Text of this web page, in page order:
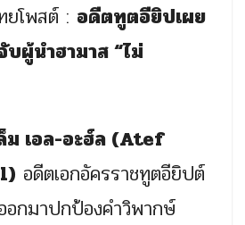
ยโพสต์ : อดีตทูตอียิปเผย
ผู้นำฮามาส “ไม่
ม เอล-อะฮ์ล (Atef
อดีตเอกอัครราชทูตอียิปต์
อกมาปกป้องคำวิพากษ์